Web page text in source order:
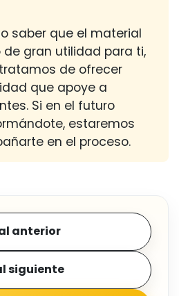
saber que el material
gran utilidad para ti,
de ofrecer
que apoye a
Si en el futuro
estaremos
en el proceso.
anterior
siguiente